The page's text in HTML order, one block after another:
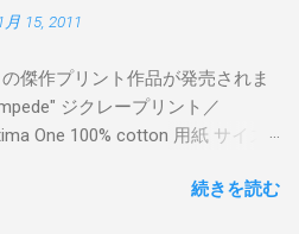
月 15, 2011
傑作プリント作品が発売されま
ジクレープリント／
One 100% cotton 用紙 サイズ:
価格: $350 + 送料 購入は こち
続きを読む